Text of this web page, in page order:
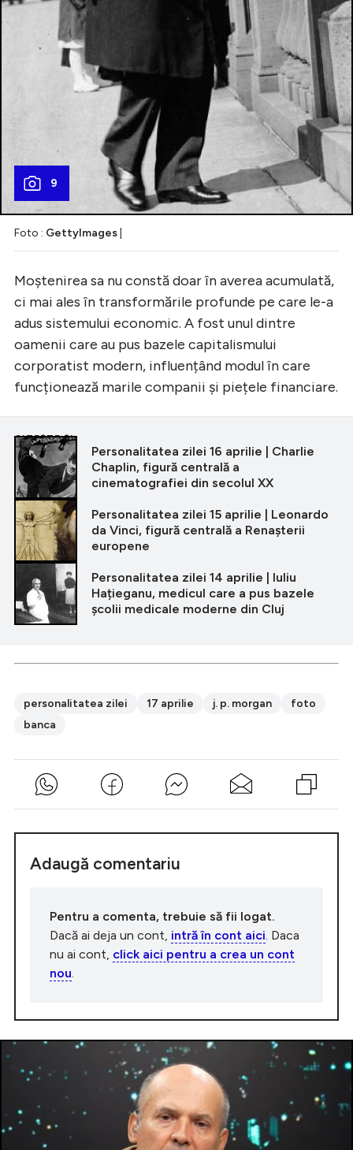
9
Foto : GettyImages
Moștenirea sa nu constă doar în averea acumulată,
ci mai ales în transformările profunde pe care le-a
adus sistemului economic. A fost unul dintre
oamenii care au pus bazele capitalismului
corporatist modern, influențând modul în care
funcționează marile companii și piețele financiare.
CITEȘTE ȘI
Personalitatea zilei 16 aprilie | Charlie
Chaplin, figură centrală a
cinematografiei din secolul XX
Personalitatea zilei 15 aprilie | Leonardo
da Vinci, figură centrală a Renașterii
europene
Personalitatea zilei 14 aprilie | Iuliu
Hațieganu, medicul care a pus bazele
școlii medicale moderne din Cluj
personalitatea zilei 17 aprilie j. p. morgan
foto
banca
Adaugă comentariu
Pentru a comenta, trebuie să fii logat.
Dacă ai deja un cont, intră în cont aici. Daca
nu ai cont, click aici pentru a crea un cont
nou.